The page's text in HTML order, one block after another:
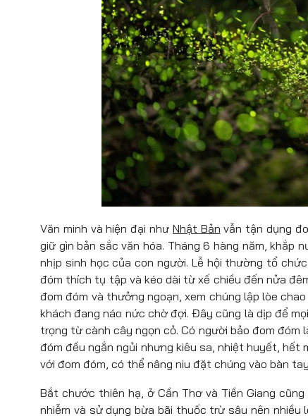
Văn minh và hiện đại như Nhật Bản vẫn tận dụng
giữ gìn bản sắc văn hóa. Tháng 6 hàng năm,
nhịp sinh học của con người. Lễ hội thường tổ
đóm thích tụ tập và kéo dài từ xế chiều đến nửa
đom đóm và thưởng ngoạn, xem chúng lập lòe
khách đang náo nức chờ đợi. Đây cũng là dịp để
trọng từ cành cây ngọn cỏ. Có người bảo đom đóm
đóm đều ngắn ngủi nhưng kiêu sa, nhiệt huyết, hết
với đom đóm, có thể nâng niu đặt chúng vào bàn
Bắt chước thiên hạ, ở Cần Thơ và Tiền Giang
nhiễm và sử dụng bừa bãi thuốc trừ sâu nên